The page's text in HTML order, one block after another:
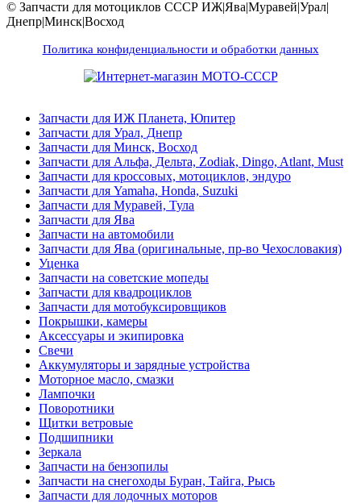
© Запчасти для мотоциклов СССР ИЖ|Ява|Муравей|Урал|
Днепр|Минск|Восход
Политика конфиденциальности и обработки данных
Запчасти для ИЖ Планета, Юпитер
Запчасти для Урал, Днепр
Запчасти для Минск, Восход
Запчасти для Альфа, Дельта, Zodiak, Dingo, Atlant, Must
Запчасти для кроссовых, мотоциклов, эндуро
Запчасти для Yamaha, Honda, Suzuki
Запчасти для Муравей, Тула
Запчасти для Ява
Запчасти на автомобили
Запчасти для Ява (оригинальные, пр-во Чехословакия)
Уценка
Запчасти на советские мопеды
Запчасти для квадроциклов
Запчасти для мотобуксировщиков
Покрышки, камеры
Аксессуары и экипировка
Свечи
Аккумуляторы и зарядные устройства
Моторное масло, смазки
Лампочки
Поворотники
Щитки ветровые
Подшипники
Зеркала
Запчасти на бензопилы
Запчасти на снегоходы Буран, Тайга, Рысь
Запчасти для лодочных моторов